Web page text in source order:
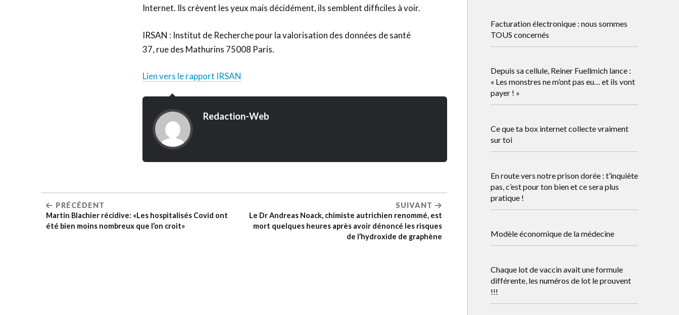
Internet. Ils crèvent les yeux mais décidément, ils semblent difficiles à voir.
IRSAN : Institut de Recherche pour la valorisation des données de santé
37, rue des Mathurins 75008 Paris.
Lien vers le rapport IRSAN
Redaction-Web
PRÉCÉDENT
Martin Blachier récidive: «Les hospitalisés Covid ont
été bien moins nombreux que l’on croit»
SUIVANT
Le Dr Andreas Noack, chimiste autrichien renommé, est
mort quelques heures après avoir dénoncé les risques
de l’hydroxide de graphène
Facturation électronique : nous sommes
TOUS concernés
Depuis sa cellule, Reiner Fuellmich lance :
« Les monstres ne m’ont pas eu… et ils vont
payer ! »
Ce que ta box internet collecte vraiment
sur toi
En route vers notre prison dorée : t’inquiète
pas, c’est pour ton bien et ce sera plus
pratique !
Modèle économique de la médecine
Chaque lot de vaccin avait une formule
différente, les numéros de lot le prouvent
!!!